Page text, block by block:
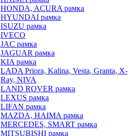
HONDA, ACURA рамка
HYUNDAI рамка
ISUZU рамка
IVECO
JAC рамка
JAGUAR рамка
KIA рамка
LADA Priora, Kalina, Vesta, Granta, X-
Ray, NIVA
LAND ROVER рамка
LEXUS рамка
LIFAN рамка
MAZDA, HAIMA рамка
MERCEDES, SMART рамка
MITSUBISHI рамка